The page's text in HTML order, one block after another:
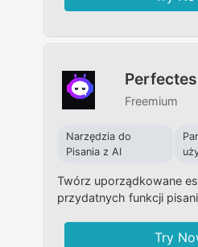
Freemium
Narzędzia do
Pisania z AI
Twórz uporządkowane
przydatnych funkcji
Try